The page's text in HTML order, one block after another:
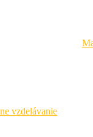
vzdelávanie